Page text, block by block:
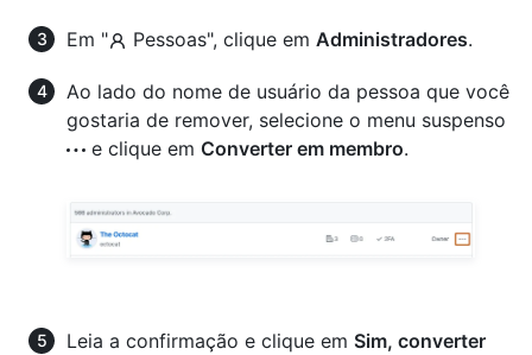
Em " Pessoas", clique em Administradores.
Ao lado do nome de usuário da pessoa que você
gostaria de remover, selecione o menu suspenso
e clique em Converter em membro.
Leia a confirmação e clique em Sim, converter